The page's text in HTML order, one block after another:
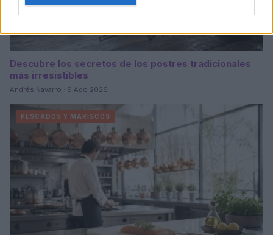
Descubre los secretos de los postres tradicionales
más irresistibles
Andrés Navarro · 9 Ago 2026
PESCADOS Y MARISCOS